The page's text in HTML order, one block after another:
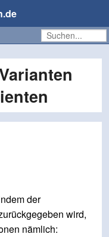
der
wird,
nämlich: